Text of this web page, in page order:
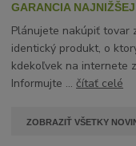
GARANCIA
Plánujete nakúpiť tovar
identický produkt, o
kdekoľvek na internete
Informujte ...čítať celé
ZOBRAZIŤ VŠETKY